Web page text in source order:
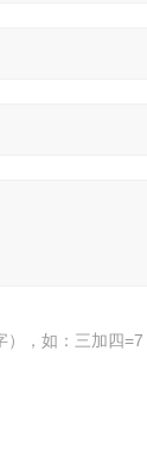
），如：三加四=7